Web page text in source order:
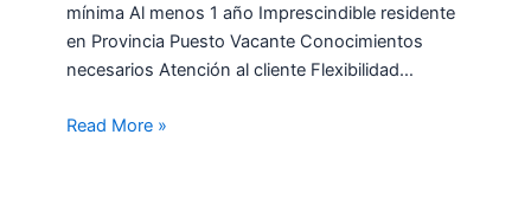
mínima Al menos 1 año Imprescindible residente
en Provincia Puesto Vacante Conocimientos
necesarios Atención al cliente Flexibilidad…
Read More »